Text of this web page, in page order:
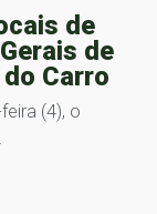
de
de
Carro
(4), o